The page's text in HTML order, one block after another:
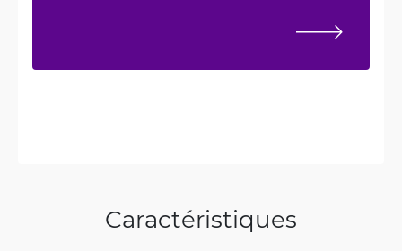
Caractéristiques